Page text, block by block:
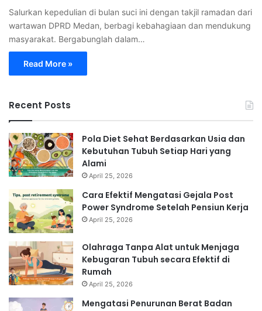
Salurkan kepedulian di bulan suci ini dengan takjil ramadan dari
wartawan DPRD Medan, berbagi kebahagiaan dan mendukung
masyarakat. Bergabunglah dalam…
Read More »
Recent Posts
Pola Diet Sehat Berdasarkan Usia dan
Kebutuhan Tubuh Setiap Hari yang
Alami
April 25, 2026
Cara Efektif Mengatasi Gejala Post
Power Syndrome Setelah Pensiun Kerja
April 25, 2026
Olahraga Tanpa Alat untuk Menjaga
Kebugaran Tubuh secara Efektif di
Rumah
April 25, 2026
Mengatasi Penurunan Berat Badan